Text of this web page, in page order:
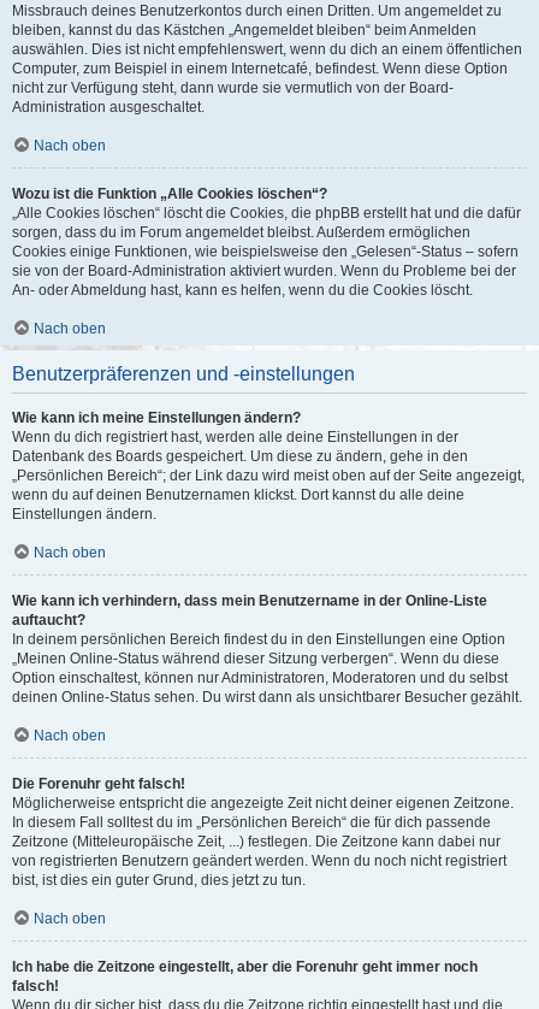
Missbrauch deines Benutzerkontos durch einen Dritten. Um angemeldet zu
bleiben, kannst du das Kästchen „Angemeldet bleiben“ beim Anmelden
auswählen. Dies ist nicht empfehlenswert, wenn du dich an einem öffentlichen
Computer, zum Beispiel in einem Internetcafé, befindest. Wenn diese Option
nicht zur Verfügung steht, dann wurde sie vermutlich von der Board-
Administration ausgeschaltet.
Nach oben
Wozu ist die Funktion „Alle Cookies löschen“?
„Alle Cookies löschen“ löscht die Cookies, die phpBB erstellt hat und die dafür
sorgen, dass du im Forum angemeldet bleibst. Außerdem ermöglichen
Cookies einige Funktionen, wie beispielsweise den „Gelesen“-Status – sofern
sie von der Board-Administration aktiviert wurden. Wenn du Probleme bei der
An- oder Abmeldung hast, kann es helfen, wenn du die Cookies löscht.
Nach oben
Benutzerpräferenzen und -einstellungen
Wie kann ich meine Einstellungen ändern?
Wenn du dich registriert hast, werden alle deine Einstellungen in der
Datenbank des Boards gespeichert. Um diese zu ändern, gehe in den
„Persönlichen Bereich“; der Link dazu wird meist oben auf der Seite angezeigt,
wenn du auf deinen Benutzernamen klickst. Dort kannst du alle deine
Einstellungen ändern.
Nach oben
Wie kann ich verhindern, dass mein Benutzername in der Online-Liste
auftaucht?
In deinem persönlichen Bereich findest du in den Einstellungen eine Option
„Meinen Online-Status während dieser Sitzung verbergen“. Wenn du diese
Option einschaltest, können nur Administratoren, Moderatoren und du selbst
deinen Online-Status sehen. Du wirst dann als unsichtbarer Besucher gezählt.
Nach oben
Die Forenuhr geht falsch!
Möglicherweise entspricht die angezeigte Zeit nicht deiner eigenen Zeitzone.
In diesem Fall solltest du im „Persönlichen Bereich“ die für dich passende
Zeitzone (Mitteleuropäische Zeit, ...) festlegen. Die Zeitzone kann dabei nur
von registrierten Benutzern geändert werden. Wenn du noch nicht registriert
bist, ist dies ein guter Grund, dies jetzt zu tun.
Nach oben
Ich habe die Zeitzone eingestellt, aber die Forenuhr geht immer noch
falsch!
Wenn du dir sicher bist, dass du die Zeitzone richtig eingestellt hast und die